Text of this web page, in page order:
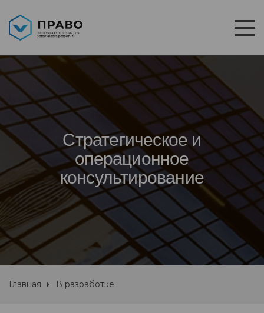
Стратегическое и
операционное
консультирование
Главная В разработке